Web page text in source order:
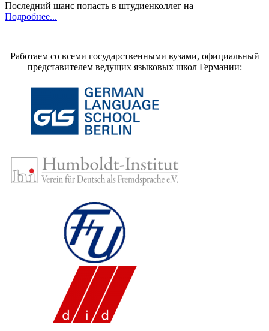
Последний шанс попасть в штудиенколлег на
Подробнее...
Работаем со всеми государственными вузами, официальный
представителем ведущих языковых школ Германии: